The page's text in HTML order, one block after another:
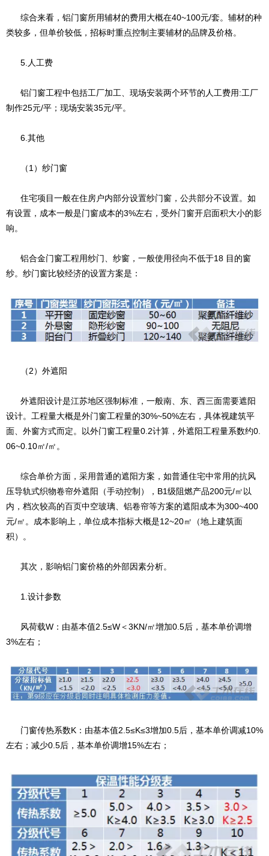
综合来看，铝门窗所用辅材的费用大概在40~100元/套。辅材的种
类较多，但单价较低，招标时重点控制主要辅材的品牌及价格。
5.人工费
铝门窗工程中包括工厂加工、现场安装两个环节的人工费用:工厂
制作25元/平；现场安装35元/平。
6.其他
（1）纱门窗
住宅项目一般在住房户内部分设置纱门窗，公共部分不设置。如
有设置，成本一般是门窗成本的3%左右，受外门窗开启面积大小的影
响。
铝合金门窗工程用纱门、纱窗，一般使用径向不低于18 目的窗
纱。纱门窗比较经济的设置方案是：
（2）外遮阳
外遮阳设计是江苏地区强制标准，一般南、东、西三面需要遮阳
设计。工程量大概是外门窗工程量的30%~50%左右，具体视建筑平
面、外窗方式而定。以外门窗工程量0.2计算，外遮阳工程量系数约0.
06~0.10㎡/㎡。
综合单价方面，采用普通的遮阳方案，如普通住宅中常用的抗风
压导轨式织物卷帘外遮阳（手动控制），B1级阻燃产品200元/㎡以
内，档次较高的百页中空玻璃、铝卷帘等方案的遮阳成本为300~400
元/㎡。成本影响上，单位成本指标大概是12~20㎡（地上建筑面
积）。
其次，影响铝门窗价格的外部因素分析。
1.设计参数
风荷载W：由基本值2.5≤W＜3KN/㎡增加0.5后，基本单价调增
3%左右；
门窗传热系数K：由基本值2.5≤K≤3增加0.5后，基本单价调减10%
左右；减少0.5后，基本单价调增15%左右；